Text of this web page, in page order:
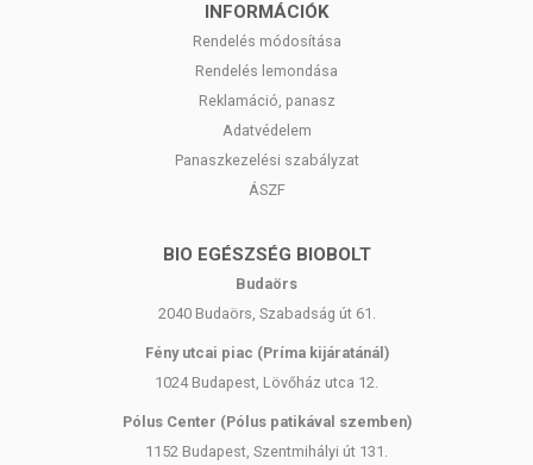
INFORMÁCIÓK
Rendelés módosítása
Rendelés lemondása
Reklamáció, panasz
Adatvédelem
Panaszkezelési szabályzat
ÁSZF
BIO EGÉSZSÉG BIOBOLT
Budaörs
2040 Budaörs, Szabadság út 61.
Fény utcai piac (Príma kijáratánál)
1024 Budapest, Lövőház utca 12.
Pólus Center (Pólus patikával szemben)
1152 Budapest, Szentmihályi út 131.